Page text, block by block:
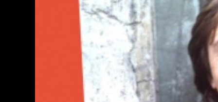
PSYRIVER 2026 : LA MAGIE
« MOFUSAND / PARLER
ASSASSIN'S CREED BLACK FLAG
« LE VENT DAND LES SAULES »